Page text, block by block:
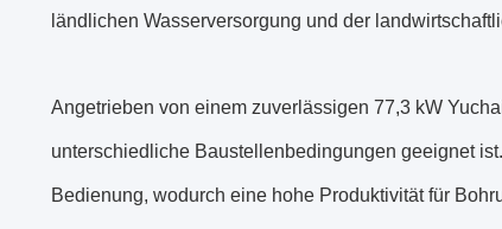
ländlichen Wasserversorgung und der
Angetrieben von einem zuverlässigen 77,3 kW
unterschiedliche Baustellenbedingungen geeignet
Bedienung, wodurch eine hohe Produktivität für